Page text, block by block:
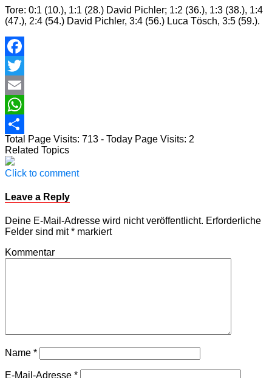
Tore: 0:1 (10.), 1:1 (28.) David Pichler; 1:2 (36.), 1:3 (38.), 1:4
(47.), 2:4 (54.) David Pichler, 3:4 (56.) Luca Tösch, 3:5 (59.).
Facebook
Twitter
Email
WhatsApp
Teilen
Total Page Visits: 713 - Today Page Visits: 2
Related Topics
Click to comment
Leave a Reply
Deine E-Mail-Adresse wird nicht veröffentlicht. Erforderliche
Felder sind mit* markiert
Kommentar
Name *
E-Mail-Adresse *